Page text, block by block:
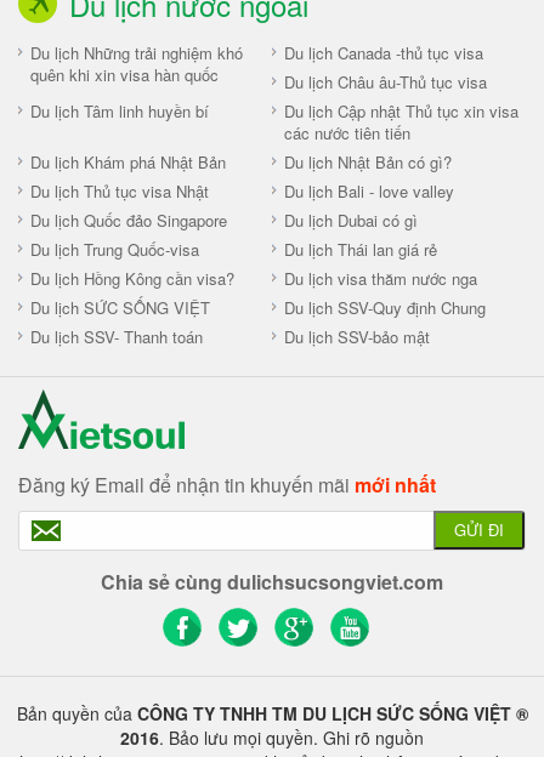
Du lịch Những trải nghiệm khó
quên khi xin visa hàn quốc
Du lịch Canada -thủ tục visa
Du lịch Châu âu-Thủ tục visa
Du lịch Tâm linh huyền bí
Du lịch Cập nhật Thủ tục xin visa
các nước tiên tiến
Du lịch Khám phá Nhật Bản
Du lịch Nhật Bản có gì?
Du lịch Thủ tục visa Nhật
Du lịch Bali - love valley
Du lịch Quốc đảo Singapore
Du lịch Dubai có gì
Du lịch Trung Quốc-visa
Du lịch Thái lan giá rẻ
Du lịch Hồng Kông cần visa?
Du lịch visa thăm nước nga
Du lịch SỨC SỐNG VIỆT
Du lịch SSV-Quy định Chung
Du lịch SSV- Thanh toán
Du lịch SSV-bảo mật
Đăng ký Email để nhận tin khuyến mãi mới nhất
GỬI ĐI
Chia sẻ cùng dulichsucsongviet.com
Bản quyền của CÔNG TY TNHH TM DU LỊCH SỨC SỐNG VIỆT ®
2016. Bảo lưu mọi quyền. Ghi rõ nguồn